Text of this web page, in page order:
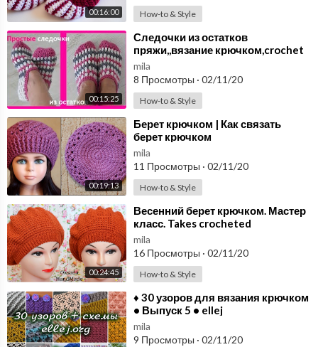
00:16:00 How-to & Style
00:15:25
⁣Следочки из остатков
пряжи,,вязание крючком,crochet
slippers ( С № 25)
mila
8 Просмотры · 02/11/20
How-to & Style
00:19:13
⁣Берет крючком | Как связать
берет крючком
mila
11 Просмотры · 02/11/20
How-to & Style
00:24:45
⁣Весенний берет крючком. Мастер
класс. Takes crocheted
mila
16 Просмотры · 02/11/20
How-to & Style
⁣♦ 30 узоров для вязания крючком
• Выпуск 5 • ellej
mila
9 Просмотры · 02/11/20